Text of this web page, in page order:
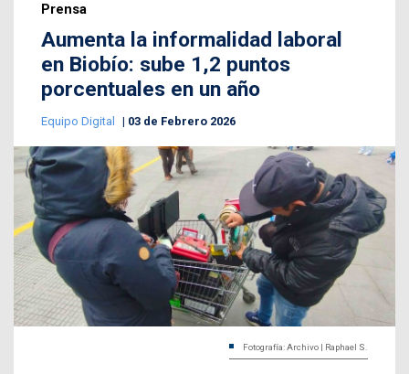
Prensa
Aumenta la informalidad laboral
en Biobío: sube 1,2 puntos
porcentuales en un año
Equipo Digital 03 de Febrero 2026
Fotografía: Archivo | Raphael S.